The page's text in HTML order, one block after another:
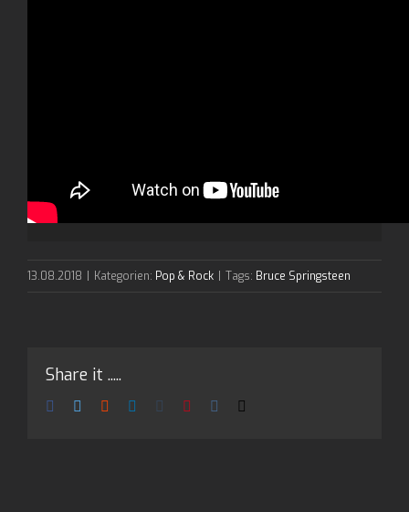
13.08.2018 Kategorien: Pop & Rock Tags: Bruce Springsteen
Share it .....
Facebook
TwitterReddit LinkedIn
TumblrPinterest